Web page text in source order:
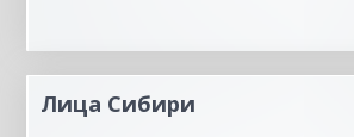
Лица Сибири